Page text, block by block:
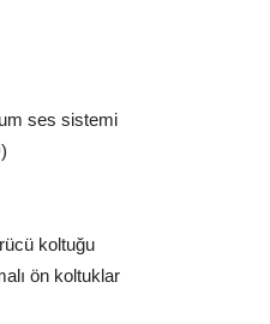
ses sistemi
koltuğu
ön koltuklar